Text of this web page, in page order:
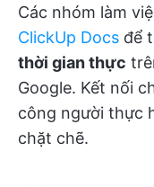
Các nhóm làm
ClickUp Docs để
thời gian thực
Google. Kết nối
công người thực
chặt chẽ.